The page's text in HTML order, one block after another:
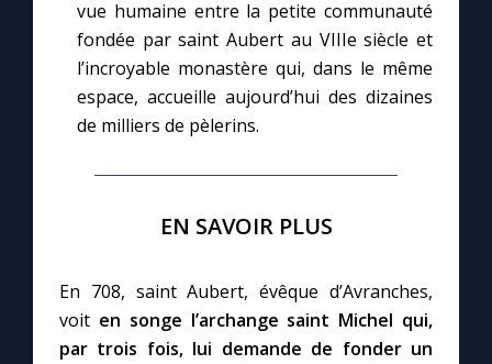
vue humaine entre la petite communauté
fondée par saint Aubert au VIIIe siècle et
l’incroyable monastère qui, dans le même
espace, accueille aujourd’hui des dizaines
de milliers de pèlerins.
EN SAVOIR PLUS
En 708, saint Aubert, évêque d’Avranches,
voit en songe l’archange saint Michel qui,
par trois fois, lui demande de fonder un